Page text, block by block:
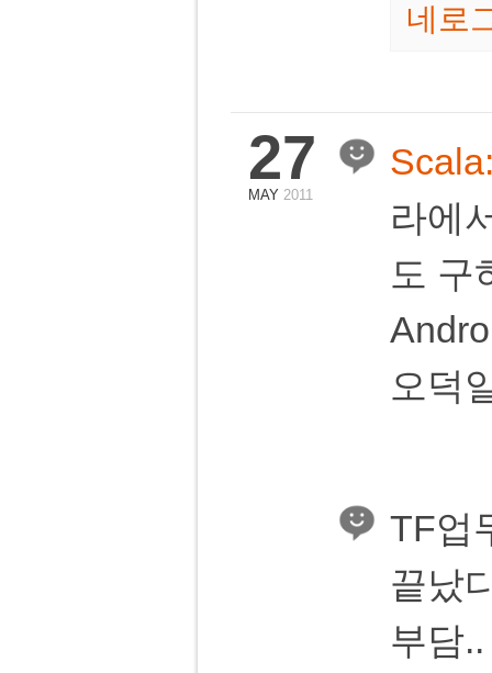
네로
27
MAY 2011
라에
도 구
오덕
TF업
끝났
부담